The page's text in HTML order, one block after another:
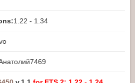
1.22 - 1.34